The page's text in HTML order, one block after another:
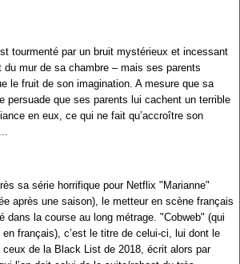
tourmenté par un bruit mystérieux et incessant
du mur de sa chambre – mais ses parents
le fruit de son imagination. A mesure que sa
persuade que ses parents lui cachent un terrible
en eux, ce qui ne fait qu’accroître son
sa série horrifique pour Netflix "Marianne"
après une saison), le metteur en scène français
dans la course au long métrage. "Cobweb" (qui
en français), c’est le titre de celui-ci, lui dont le
de la Black List de 2018, écrit alors par